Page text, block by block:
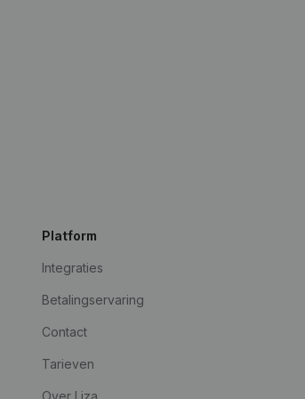
Platform
Integraties
Betalingservaring
Contact
Tarieven
Over Liza